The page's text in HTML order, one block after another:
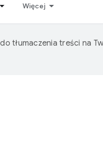
Więcej
tłumaczenia treści na